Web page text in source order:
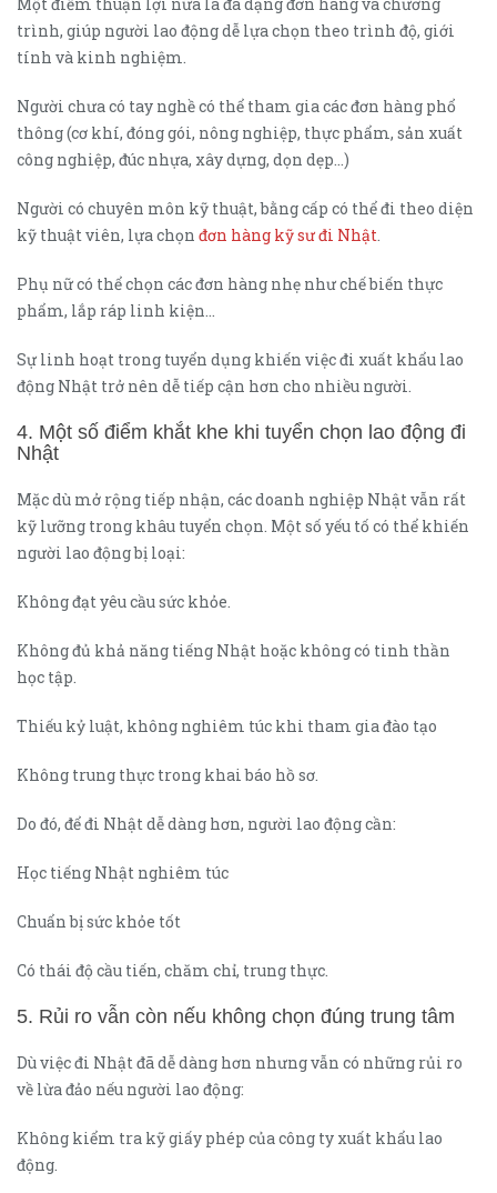
trình, giúp người lao động dễ lựa chọn theo trình độ, giới
tính và kinh nghiệm.
Người chưa có tay nghề có thể tham gia các đơn hàng phổ
thông (cơ khí, đóng gói, nông nghiệp, thực phẩm, sản xuất
công nghiệp, đúc nhựa, xây dựng, dọn dẹp…)
Người có chuyên môn kỹ thuật, bằng cấp có thể đi theo diện
kỹ thuật viên, lựa chọn đơn hàng kỹ sư đi Nhật.
Phụ nữ có thể chọn các đơn hàng nhẹ như chế biến thực
phẩm, lắp ráp linh kiện…
Sự linh hoạt trong tuyển dụng khiến việc đi xuất khẩu lao
động Nhật trở nên dễ tiếp cận hơn cho nhiều người.
4. Một số điểm khắt khe khi tuyển chọn lao động đi
Nhật
Mặc dù mở rộng tiếp nhận, các doanh nghiệp Nhật vẫn rất
kỹ lưỡng trong khâu tuyển chọn. Một số yếu tố có thể khiến
người lao động bị loại:
Không đạt yêu cầu sức khỏe.
Không đủ khả năng tiếng Nhật hoặc không có tinh thần
học tập.
Thiếu kỷ luật, không nghiêm túc khi tham gia đào tạo
Không trung thực trong khai báo hồ sơ.
Do đó, để đi Nhật dễ dàng hơn, người lao động cần:
Học tiếng Nhật nghiêm túc
Chuẩn bị sức khỏe tốt
Có thái độ cầu tiến, chăm chỉ, trung thực.
5. Rủi ro vẫn còn nếu không chọn đúng trung tâm
Dù việc đi Nhật đã dễ dàng hơn nhưng vẫn có những rủi ro
về lừa đảo nếu người lao động:
Không kiểm tra kỹ giấy phép của công ty xuất khẩu lao
động.